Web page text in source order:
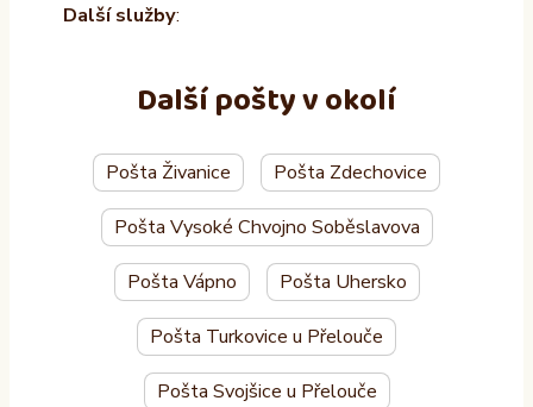
Další služby:
Další pošty v okolí
Pošta Živanice Pošta Zdechovice
Pošta Vysoké Chvojno Soběslavova
Pošta Vápno Pošta Uhersko
Pošta Turkovice u Přelouče
Pošta Svojšice u Přelouče